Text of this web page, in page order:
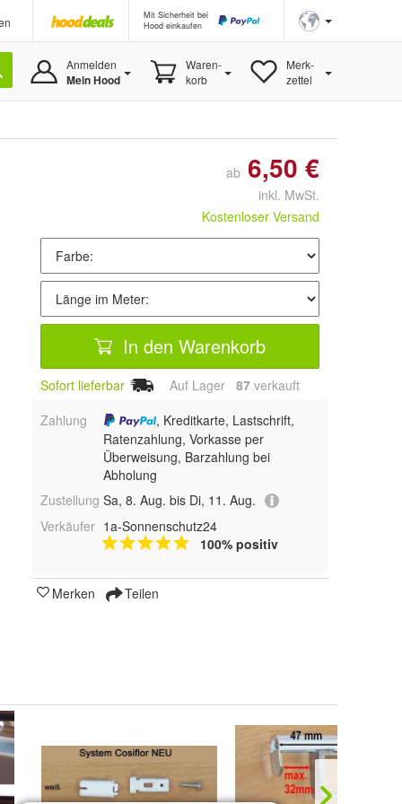
Mit Sicherheit bei
Hood einkaufen
Anmelden
Mein Hood
Waren-
korb
Merk-
zettel
ab 6,50 €
inkl. MwSt.
Kostenloser Versand
In den Warenkorb
Sofort lieferbar Auf Lager 87 verkauft
Zahlung
, Kreditkarte, Lastschrift,
Ratenzahlung, Vorkasse per
Überweisung, Barzahlung bei
Abholung
Zustellung Sa, 8. Aug. bis Di, 11. Aug.
Verkäufer 1a-Sonnenschutz24
100% positiv
Merken Teilen